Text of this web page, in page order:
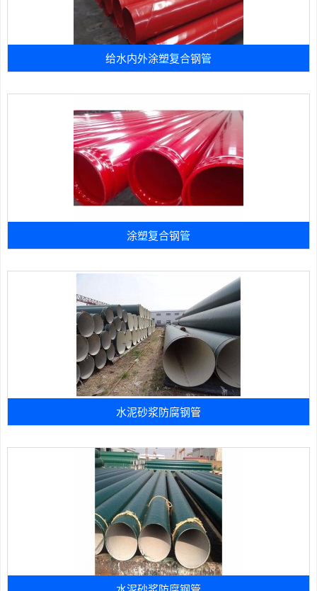
给水内外涂塑复合钢管
涂塑复合钢管
水泥砂浆防腐钢管